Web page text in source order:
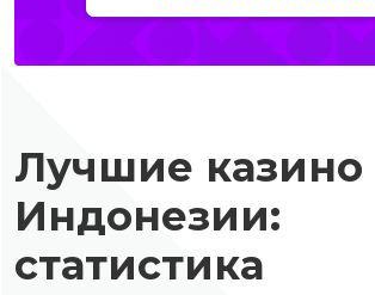
Лучшие казино
Индонезии:
статистика